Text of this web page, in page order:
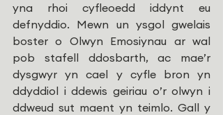
yna rhoi cyfleoedd iddynt eu
defnyddio. Mewn un ysgol gwelais
boster o Olwyn Emosiynau ar wal
pob stafell ddosbarth, ac mae’r
dysgwyr yn cael y cyfle bron yn
ddyddiol i ddewis geiriau o’r olwyn i
ddweud sut maent yn teimlo. Gall y